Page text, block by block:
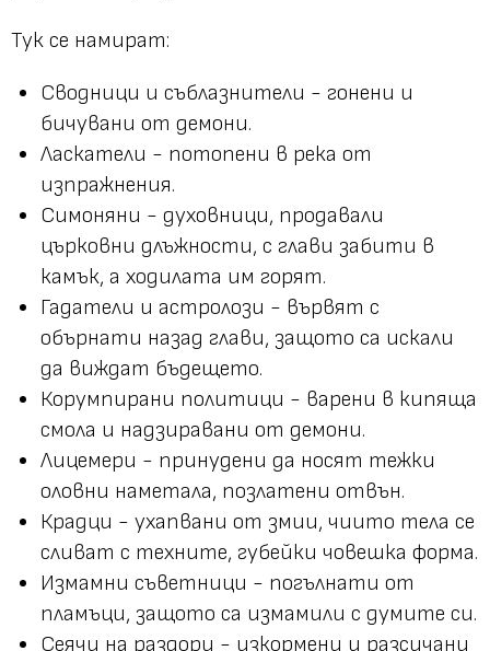
Тук се намират:
Сводници и съблазнители - гонени и
бичувани от демони.
Ласкатели - потопени в река от
изпражнения.
Симоняни - духовници, продавали
църковни длъжности, с глави забити в
камък, а ходилата им горят.
Гадатели и астролози - вървят с
обърнати назад глави, защото са искали
да виждат бъдещето.
Корумпирани политици - варени в кипяща
смола и надзиравани от демони.
Лицемери - принудени да носят тежки
оловни наметала, позлатени отвън.
Крадци - ухапвани от змии, чиито тела се
сливат с техните, губейки човешка форма.
Измамни съветници - погълнати от
пламъци, защото са измамили с думите си.
Сеячи на раздори - изкормени и разсичани